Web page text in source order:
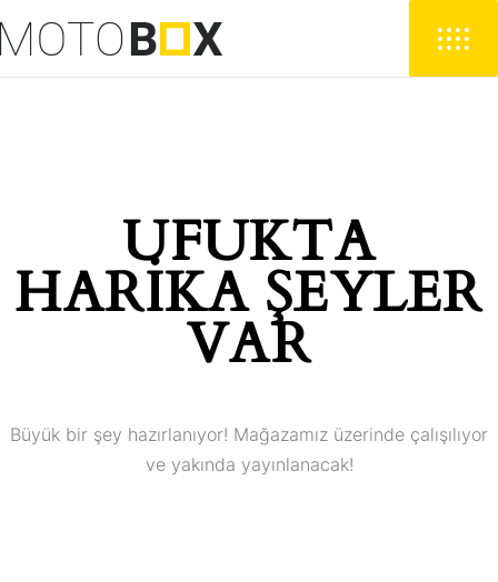
UFUKTA
HARIKA ŞEYLER
VAR
Büyük bir şey hazırlanıyor! Mağazamız üzerinde çalışılıyor
ve yakında yayınlanacak!